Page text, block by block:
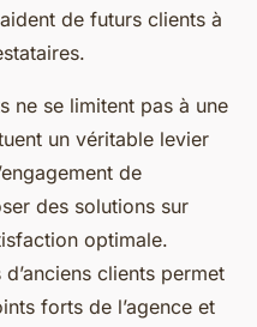
de futurs clients à
ne se limitent pas à une
un véritable levier
de
des solutions sur
optimale.
clients permet
forts de l’agence et